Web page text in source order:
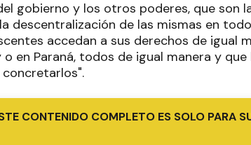
gobierno y los otros poderes, que son
descentralización de las mismas en
accedan a sus derechos de igual
o en Paraná, todos de igual manera y
CONTENIDO COMPLETO ES SOLO PARA